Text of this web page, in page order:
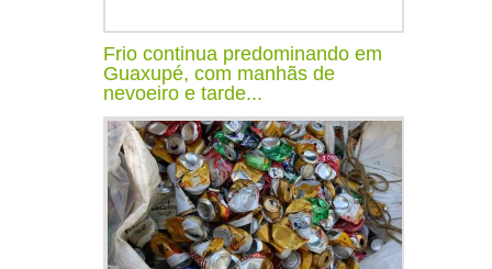
Frio continua predominando em
Guaxupé, com manhãs de
nevoeiro e tarde...